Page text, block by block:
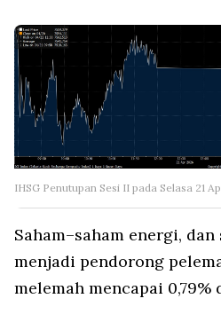
IHSG Penutupan Sesi II pada Selasa 21
Saham–saham energi,
menjadi pendorong
melemah mencapai 0,79%